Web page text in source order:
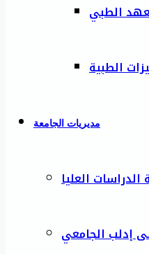
الطبي
الطبية
مديريات الجامعة
الدراسات العليا
إدلب الجامعي